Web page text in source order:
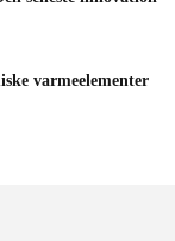
varmeelementer